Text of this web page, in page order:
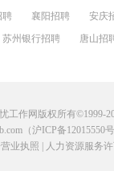
聘 襄阳招聘 安庆
苏州银行招聘 唐山招
工作网版权所有©1999-
（沪ICP备12015550号
业执照
人力资源服务